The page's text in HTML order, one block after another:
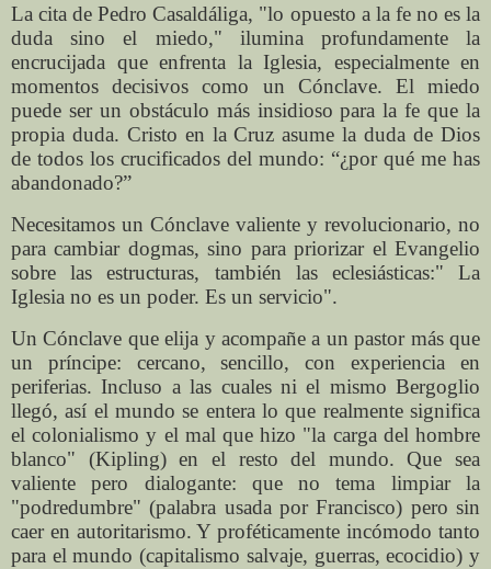
La cita de Pedro Casaldáliga, "lo opuesto a la fe no es la
duda sino el miedo," ilumina profundamente la
encrucijada que enfrenta la Iglesia, especialmente en
momentos decisivos como un Cónclave. El miedo
puede ser un obstáculo más insidioso para la fe que la
propia duda. Cristo en la Cruz asume la duda de Dios
de todos los crucificados del mundo: “¿por qué me has
abandonado?”
Necesitamos un Cónclave valiente y revolucionario, no
para cambiar dogmas, sino para priorizar el Evangelio
sobre las estructuras, también las eclesiásticas:" La
Iglesia no es un poder. Es un servicio".
Un Cónclave que elija y acompañe a un pastor más que
un príncipe: cercano, sencillo, con experiencia en
periferias. Incluso a las cuales ni el mismo Bergoglio
llegó, así el mundo se entera lo que realmente significa
el colonialismo y el mal que hizo "la carga del hombre
blanco" (Kipling) en el resto del mundo. Que sea
valiente pero dialogante: que no tema limpiar la
"podredumbre" (palabra usada por Francisco) pero sin
caer en autoritarismo. Y proféticamente incómodo tanto
para el mundo (capitalismo salvaje, guerras, ecocidio) y